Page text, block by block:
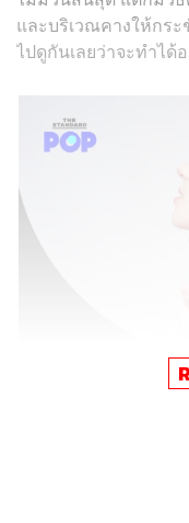
และบริเวณคางให้กร
ไปดูกันเลยว่าจะทำได้